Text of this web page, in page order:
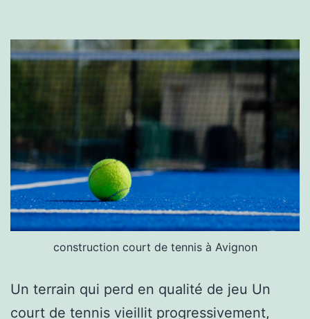
construction court de tennis à Avignon
Un terrain qui perd en qualité de jeu Un
court de tennis vieillit progressivement,